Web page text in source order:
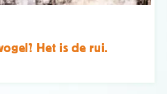
Het is de rui.